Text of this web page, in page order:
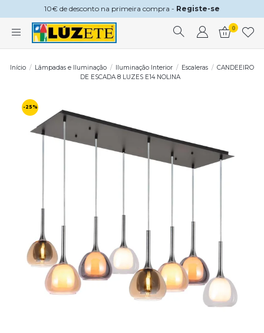
10€ de desconto na primeira compra - Registe-se
0
Início Lâmpadas e Iluminação Iluminação Interior Escaleras
CANDEEIRO
DE ESCADA 8 LUZES E14 NOLINA
-25%